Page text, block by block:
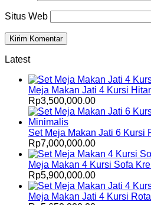
Situs Web
Latest
Meja Makan Jati 4 Kursi
Rp3,500,000.00
Set Meja Makan Jati 6 Kursi
Rp7,000,000.00
Meja Makan 4 Kursi Sofa
Rp5,900,000.00
Meja Makan Jati 4 Kursi